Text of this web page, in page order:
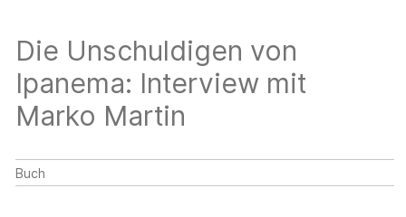
Die Unschuldigen von
Ipanema: Interview mit
Marko Martin
Buch